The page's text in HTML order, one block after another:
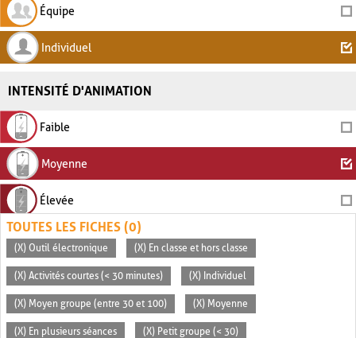
Équipe
Individuel
INTENSITÉ D'ANIMATION
Faible
Moyenne
Élevée
TOUTES LES FICHES (0)
(X) Outil électronique (X) En classe et hors classe
(X) Activités courtes (< 30 minutes) (X) Individuel
(X) Moyen groupe (entre 30 et 100) (X) Moyenne
(X) En plusieurs séances (X) Petit groupe (< 30)